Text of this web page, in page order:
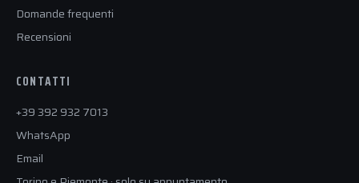
Domande frequenti
Recensioni
CONTATTI
+39 392 932 7013
WhatsApp
Email